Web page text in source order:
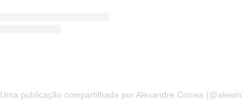
Uma publicação compartilhada por Alexandre Correa